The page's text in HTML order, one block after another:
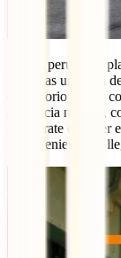
Si eres peruano y
necesitas una visa
obligatorio contar
asistencia médica,
Asegúrate de tener
inconvenientes al